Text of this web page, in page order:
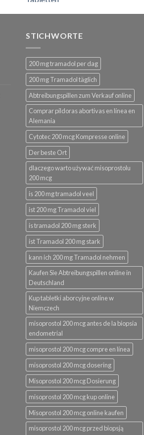
bis
STICHWORTE
200 mg tramadol per dag
200 mg Tramadol täglich
Abtreibungspillen zum Verkauf online
Comprar píldoras abortivas en línea en
Alemania
Cytotec 200 mcg Kompresse online
Der beste Ort
dlaczego warto używać misoprostolu
200 mcg
is 200 mg tramadol veel
ist 200 mg Tramadol viel
is tramadol 200 mg sterk
ist Tramadol 200 mg stark
kann ich 200 mg Tramadol nehmen
Kaufen Sie Abtreibungspillen online in
Deutschland
Kup tabletki aborcyjne online w
Niemczech
misoprostol 200 mcg antes de la biopsia
endometrial
misoprostol 200 mcg compre en línea
misoprostol 200 mcg dosering
Misoprostol 200 mcg Dosierung
misoprostol 200 mcg kup online
Misoprostol 200 mcg online kaufen
misoprostol 200 mcg przed biopsją